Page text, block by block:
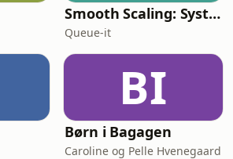
Smooth Scaling: System Design for High Traffic
Queue-it
BI
Børn i Bagagen
Caroline og Pelle Hvenegaard